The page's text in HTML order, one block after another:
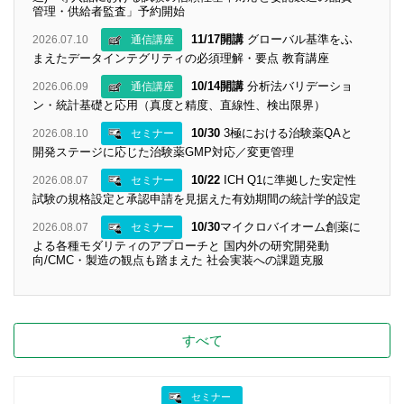
管理・供給者監査」予約開始
2026.07.10 通信講座 11/17開講グローバル基準をふ
まえたデータインテグリティの必須理解・要点 教育講座
2026.06.09 通信講座 10/14開講分析法バリデーショ
ン・統計基礎と応用（真度と精度、直線性、検出限界）
2026.08.10 セミナー 10/303極における治験薬QAと
開発ステージに応じた治験薬GMP対応／変更管理
2026.08.07 セミナー 10/22ICH Q1に準拠した安定性
試験の規格設定と承認申請を見据えた有効期間の統計学的設定
2026.08.07 セミナー 10/30マイクロバイオーム創薬に
よる各種モダリティのアプローチと 国内外の研究開発動
向/CMC・製造の観点も踏まえた 社会実装への課題克服
すべて
セミナー